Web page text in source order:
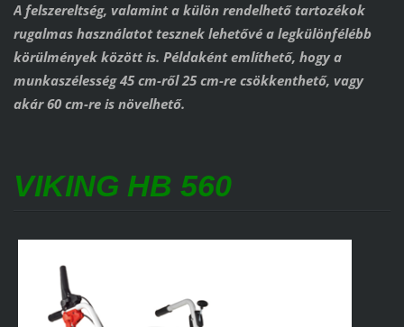
A felszereltség, valamint a külön rendelhető tartozékok
rugalmas használatot tesznek lehetővé a legkülönfélébb
körülmények között is. Példaként említhető, hogy a
munkaszélesség 45 cm-ről 25 cm-re csökkenthető, vagy
akár 60 cm-re is növelhető.
VIKING HB 560